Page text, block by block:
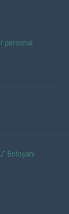
personal
Botoșani